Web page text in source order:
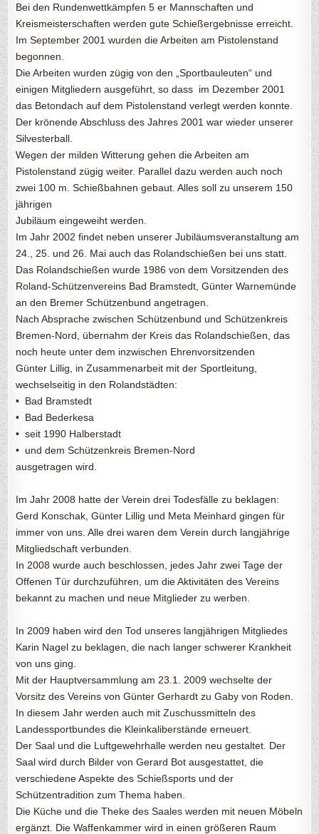
Bei den Rundenwettkämpfen 5 er Mannschaften und
Kreismeisterschaften werden gute Schießergebnisse erreicht.
Im September 2001 wurden die Arbeiten am Pistolenstand
begonnen.
Die Arbeiten wurden zügig von den „Sportbauleuten“ und
einigen Mitgliedern ausgeführt, so dass im Dezember 2001
das Betondach auf dem Pistolenstand verlegt werden konnte.
Der krönende Abschluss des Jahres 2001 war wieder unserer
Silvesterball.
Wegen der milden Witterung gehen die Arbeiten am
Pistolenstand zügig weiter. Parallel dazu werden auch noch
zwei 100 m. Schießbahnen gebaut. Alles soll zu unserem 150
jährigen
Jubiläum eingeweiht werden.
Im Jahr 2002 findet neben unserer Jubiläumsveranstaltung am
24., 25. und 26. Mai auch das Rolandschießen bei uns statt.
Das Rolandschießen wurde 1986 von dem Vorsitzenden des
Roland-Schützenvereins Bad Bramstedt, Günter Warnemünde
an den Bremer Schützenbund angetragen.
Nach Absprache zwischen Schützenbund und Schützenkreis
Bremen-Nord, übernahm der Kreis das Rolandschießen, das
noch heute unter dem inzwischen Ehrenvorsitzenden
Günter Lillig, in Zusammenarbeit mit der Sportleitung,
wechselseitig in den Rolandstädten:
• Bad Bramstedt
• Bad Bederkesa
• seit 1990 Halberstadt
• und dem Schützenkreis Bremen-Nord
ausgetragen wird.
Im Jahr 2008 hatte der Verein drei Todesfälle zu beklagen:
Gerd Konschak, Günter Lillig und Meta Meinhard gingen für
immer von uns. Alle drei waren dem Verein durch langjährige
Mitgliedschaft verbunden.
In 2008 wurde auch beschlossen, jedes Jahr zwei Tage der
Offenen Tür durchzuführen, um die Aktivitäten des Vereins
bekannt zu machen und neue Mitglieder zu werben.
In 2009 haben wird den Tod unseres langjährigen Mitgliedes
Karin Nagel zu beklagen, die nach langer schwerer Krankheit
von uns ging.
Mit der Hauptversammlung am 23.1. 2009 wechselte der
Vorsitz des Vereins von Günter Gerhardt zu Gaby von Roden.
In diesem Jahr werden auch mit Zuschussmitteln des
Landessportbundes die Kleinkaliberstände erneuert.
Der Saal und die Luftgewehrhalle werden neu gestaltet. Der
Saal wird durch Bilder von Gerard Bot ausgestattet, die
verschiedene Aspekte des Schießsports und der
Schützentradition zum Thema haben.
Die Küche und die Theke des Saales werden mit neuen Möbeln
ergänzt. Die Waffenkammer wird in einen größeren Raum